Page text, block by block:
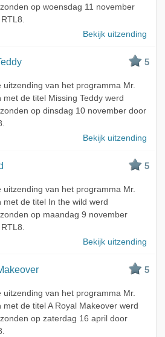
op woensdag 11 november
Bekijk uitzending
5
uitzending van het programma Mr.
met de titel Missing Teddy werd
op dinsdag 10 november door
Bekijk uitzending
5
uitzending van het programma Mr.
met de titel In the wild werd
op maandag 9 november
Bekijk uitzending
5
uitzending van het programma Mr.
met de titel A Royal Makeover werd
op zaterdag 16 april door